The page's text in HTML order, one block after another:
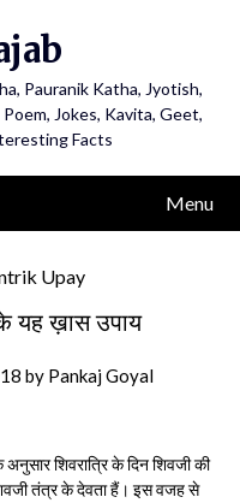
Pauranik Katha, Jyotish,
Jokes, Kavita, Geet,
Facts
Menu
यह ख़ास उपाय
by Pankaj Goyal
शिवरात्रि के दिन शिवजी की
तंत्र के देवता हैं। इस वजह से